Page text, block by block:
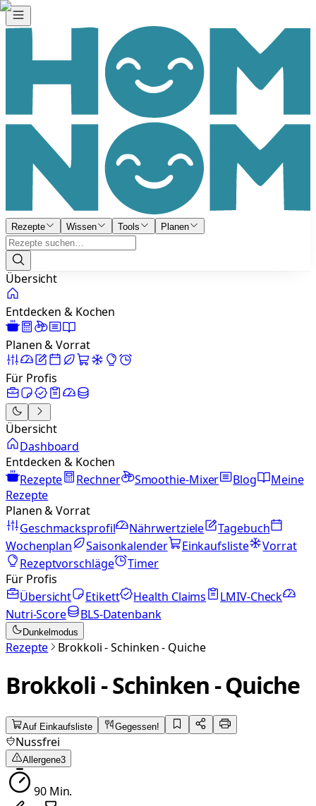
Rezepte Wissen Tools Planen
Übersicht
Entdecken & Kochen
Planen & Vorrat
Für Profis
Übersicht
Dashboard
Entdecken & Kochen
Rezepte
Rechner Smoothie-Mixer Blog
Meine
Rezepte
Planen & Vorrat
Geschmacksprofil
Nährwertziele
Tagebuch
Wochenplan
Saisonkalender Einkaufsliste
Vorrat
Rezeptvorschläge
Timer
Für Profis
Übersicht
Etikett Health Claims
LMIV-Check
Nutri-Score
BLS-Datenbank
Dunkelmodus
Rezepte Brokkoli - Schinken - Quiche
Brokkoli - Schinken - Quiche
Auf Einkaufsliste Gegessen!
Nussfrei
Allergene3
90Min.